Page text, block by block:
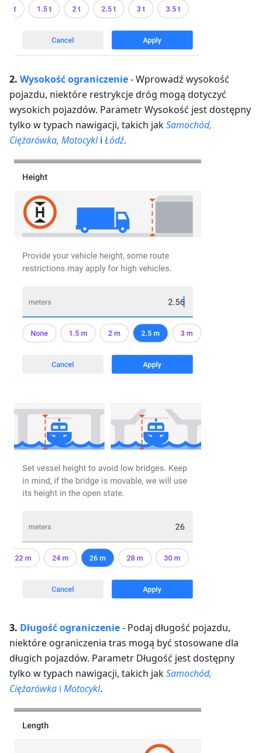
2. Wysokośćograniczenie-Wprowadź wysokość
pojazdu, niektóre restrykcje dróg mogą dotyczyć
wysokich pojazdów. Parametr Wysokość jest dostępny
tylko w typach nawigacji, takich jakSamochód,
Ciężarówka, Motocykli Łódź.
3. Długośćograniczenie- Podaj długość pojazdu,
niektóre ograniczenia tras mogą być stosowane dla
długich pojazdów. Parametr Długość jest dostępny
tylko w typach nawigacji, takich jakSamochód,
Ciężarówka i Motocykl.